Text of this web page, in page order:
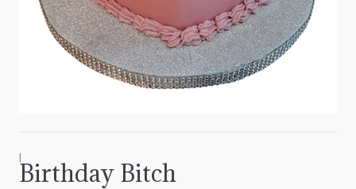
|
Birthday Bitch